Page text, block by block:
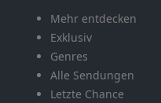
Mehr entdecken
Exklusiv
Genres
Alle Sendungen
Letzte Chance